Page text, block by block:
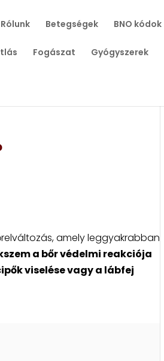
Rólunk Betegségek BNO kódok
Fogászat Gyógyszerek
amely leggyakrabban
a bőr védelmi reakciója
viselése vagy a lábfej